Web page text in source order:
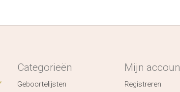
Categorieën
Geboortelijsten
Mijn
Registreren